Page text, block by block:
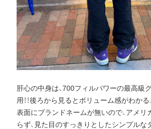
肝心の中身は、700フィルパワーの最高級
用！！後ろから見るとボリューム感がわかる
表面にブランドネームが無いので、アメリ
らず、見た目のすっきりとしたシンプルな